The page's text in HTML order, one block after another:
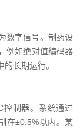
数字信号。制药设
例如绝对值编码器
长期运行。
控制器。系统通过
在±0.5%以内。某